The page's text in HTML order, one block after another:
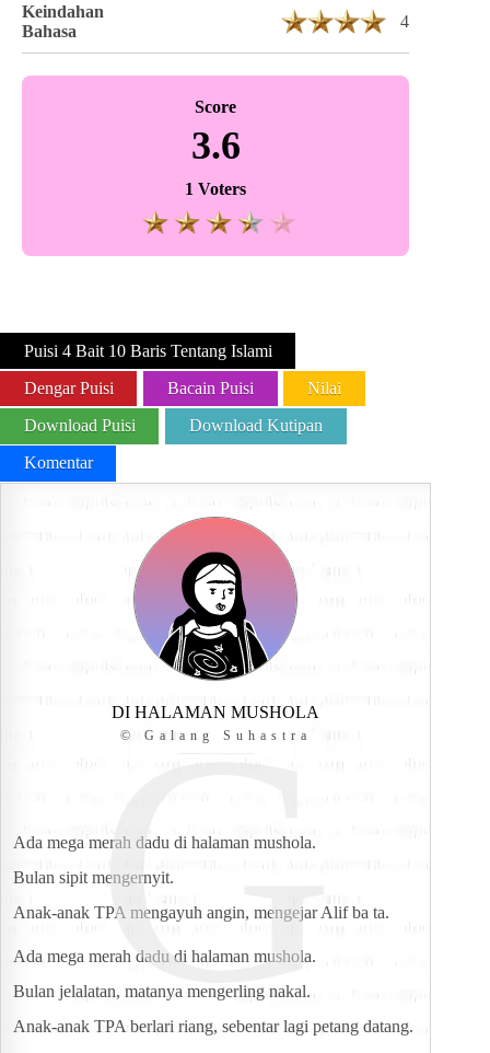
Keindahan
Bahasa
4
Score
3.6
1 Voters
Puisi 4 Bait 10 Baris Tentang Islami
Dengar Puisi Bacain Puisi Nilai
Download Puisi Download Kutipan
Komentar
G
DI HALAMAN MUSHOLA
© Galang Suhastra
Ada mega merah dadu di halaman mushola.
Bulan sipit mengernyit.
Anak-anak TPA mengayuh angin, mengejar Alif ba ta.
Ada mega merah dadu di halaman mushola.
Bulan jelalatan, matanya mengerling nakal.
Anak-anak TPA berlari riang, sebentar lagi petang datang.